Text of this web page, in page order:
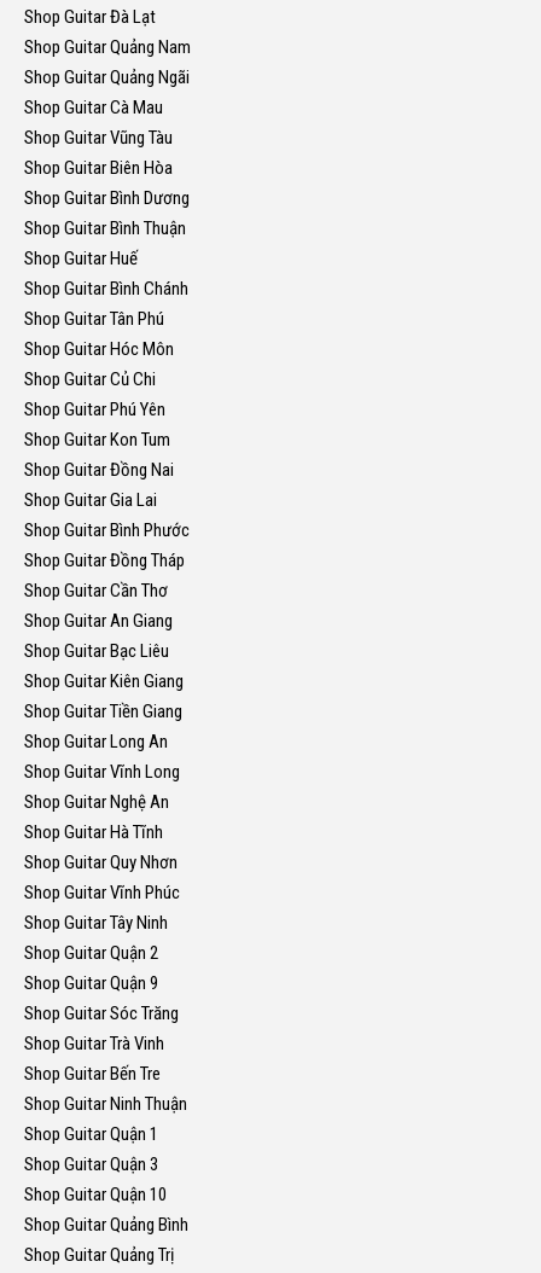
Shop Guitar Đà Lạt
Shop Guitar Quảng Nam
Shop Guitar Quảng Ngãi
Shop Guitar Cà Mau
Shop Guitar Vũng Tàu
Shop Guitar Biên Hòa
Shop Guitar Bình Dương
Shop Guitar Bình Thuận
Shop Guitar Huế
Shop Guitar Bình Chánh
Shop Guitar Tân Phú
Shop Guitar Hóc Môn
Shop Guitar Củ Chi
Shop Guitar Phú Yên
Shop Guitar Kon Tum
Shop Guitar Đồng Nai
Shop Guitar Gia Lai
Shop Guitar Bình Phước
Shop Guitar Đồng Tháp
Shop Guitar Cần Thơ
Shop Guitar An Giang
Shop Guitar Bạc Liêu
Shop Guitar Kiên Giang
Shop Guitar Tiền Giang
Shop Guitar Long An
Shop Guitar Vĩnh Long
Shop Guitar Nghệ An
Shop Guitar Hà Tĩnh
Shop Guitar Quy Nhơn
Shop Guitar Vĩnh Phúc
Shop Guitar Tây Ninh
Shop Guitar Quận 2
Shop Guitar Quận 9
Shop Guitar Sóc Trăng
Shop Guitar Trà Vinh
Shop Guitar Bến Tre
Shop Guitar Ninh Thuận
Shop Guitar Quận 1
Shop Guitar Quận 3
Shop Guitar Quận 10
Shop Guitar Quảng Bình
Shop Guitar Quảng Trị